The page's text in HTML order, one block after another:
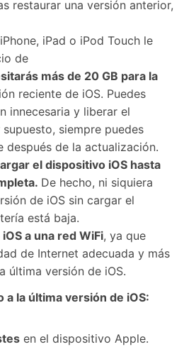
restaurar una versión anterior,
iPad o iPod Touch le
de
más de 20 GB para la
reciente de iOS.󠀲󠀩󠀠󠀥󠀦󠀩󠀩󠀧󠀳󠀰 Puedes
innecesaria y liberar el
siempre puedes
después de la actualización.󠀲󠀩󠀠󠀥󠀦󠀩󠀩󠀩󠀩
el dispositivo iOS hasta
De hecho, ni siquiera
de iOS sin cargar el
está baja.󠀲󠀩󠀠󠀥󠀧󠀠󠀠󠀡󠀳
a una red WiFi, ya que
de Internet adecuada y más
última versión de iOS.󠀲󠀩󠀠󠀥󠀧󠀠󠀠󠀢󠀳
la última versión de iOS:󠀲󠀩󠀠󠀥󠀧󠀠󠀠󠀣󠀳
en el dispositivo Apple.󠀲󠀩󠀠󠀥󠀧󠀠󠀠󠀤󠀳